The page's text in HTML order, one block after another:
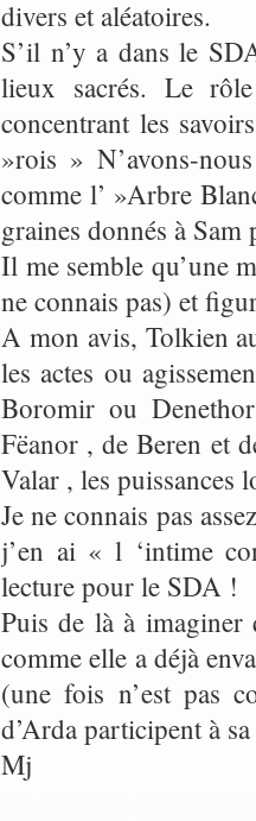
divers et aléatoires.
S’il n’y a dans le
lieux sacrés. Le
concentrant les
»rois » N’avons-
comme l’ »Arbre
graines donnés à
Il me semble qu’une
ne connais pas) et
A mon avis, Tolkien
les actes ou
Boromir ou
Fëanor , de Beren et
Valar , les puissances
Je ne connais pas
j’en ai « l ‘intime
lecture pour le SDA !
Puis de là à imaginer
comme elle a déjà
(une fois n’est pas
d’Arda participent à
Mj